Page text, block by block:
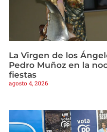
La Virgen de los
Pedro Muñoz en la
fiestas
agosto 4, 2026